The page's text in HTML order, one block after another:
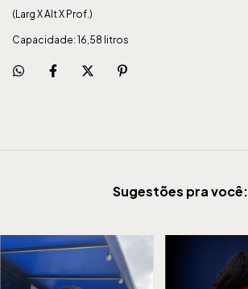
(Larg X Alt X Prof.)
Capacidade: 16,58 litros
Sugestões pra você: